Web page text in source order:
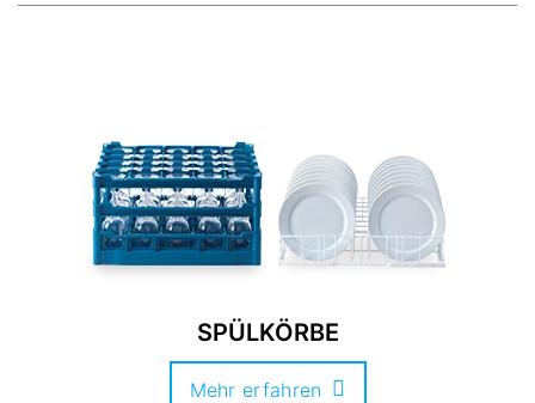
SPÜLKÖRBE
Mehr erfahren